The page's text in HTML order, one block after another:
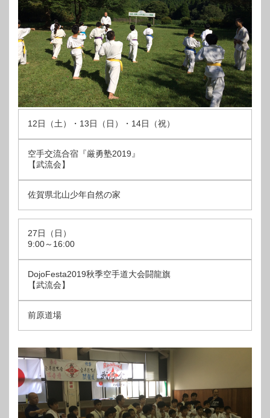
12日（土）・13日（日）・14日（祝）
空手交流合宿『厳勇塾2019』
【武流会】
佐賀県北山少年自然の家
27日（日）
9:00～16:00
DojoFesta2019秋季空手道大会闘龍旗
【武流会】
前原道場